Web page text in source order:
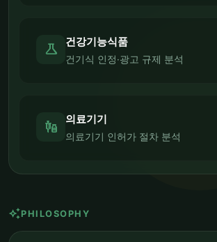
science 건강기능식품
건기식 인정·광고 규제 분석
vaccines 의료기기
의료기기 인허가 절차 분석
auto_awesomePHILOSOPHY